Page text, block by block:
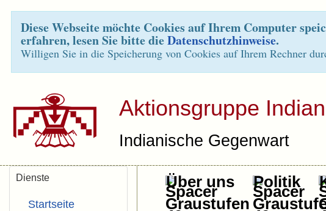
Diese Webseite möchte Cookies auf Ihrem Computer
erfahren, lesen Sie bitte dieDatenschutzhinweise.
Willigen Sie in die Speicherung von Cookies auf Ihrem Rechner
Aktionsgruppe
Indianische Gegenwart
Über uns Politik
Dienste
Startseite